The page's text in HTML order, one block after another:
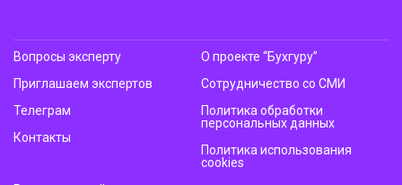
Вопросы эксперту
Приглашаем экспертов
Телеграм
Контакты
О проекте “Бухгуру”
Сотрудничество со СМИ
Политика обработки
персональных данных
Политика использования
cookies